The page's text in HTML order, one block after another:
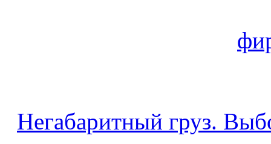
Негабаритный груз.